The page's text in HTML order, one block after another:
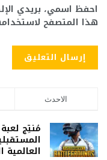
احفظ اسمي، بريدي
هذا المتصفح
الاحدث
مُنتِج
العالمية